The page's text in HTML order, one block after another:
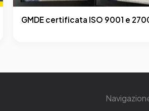
GMDE certificata ISO 9001 e